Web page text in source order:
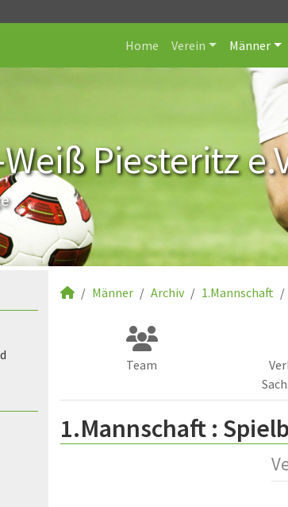
Home Verein Männer
Piesteritz
Männer Archiv 1.Mannschaft
Team
1.Mannschaft :